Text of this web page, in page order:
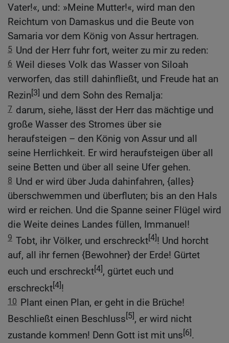
Vater!«, und: »Meine Mutter!«, wird man den
Reichtum von Damaskus und die Beute von
Samaria vor dem König von Assur hertragen.
5 Und der Herr fuhr fort, weiter zu mir zu reden:
6 Weil dieses Volk das Wasser von Siloah
verworfen, das still dahinfließt, und Freude hat an
Rezin[3] und dem Sohn des Remalja:
7 darum, siehe, lässt der Herr das mächtige und
große Wasser des Stromes über sie
heraufsteigen – den König von Assur und all
seine Herrlichkeit. Er wird heraufsteigen über all
seine Betten und über all seine Ufer gehen.
8 Und er wird über Juda dahinfahren, {alles}
überschwemmen und überfluten; bis an den Hals
wird er reichen. Und die Spanne seiner Flügel wird
die Weite deines Landes füllen, Immanuel!
9 Tobt, ihr Völker, und erschreckt[4]! Und horcht
auf, all ihr fernen {Bewohner} der Erde! Gürtet
euch und erschreckt[4], gürtet euch und
erschreckt[4]!
10 Plant einen Plan, er geht in die Brüche!
Beschließt einen Beschluss[5], er wird nicht
zustande kommen! Denn Gott ist mit uns[6].